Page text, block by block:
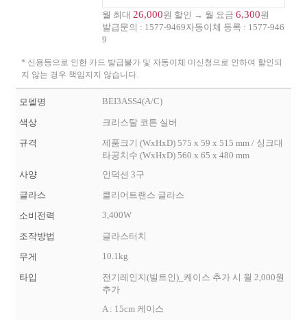
월 최대 26,000원 할인 → 월 요금 6,300원
발급문의 : 1577-9469자동이체 등록 : 1577-946
9
* 신용등으로 인한 카드 발급불가 및 자동이체 미신청으로 인하여 할인되
지 않는 경우 책임지지 않습니다.
모델명 BEI3ASS4(A/C)
색상
크리스탈 코튼 실버
규격
제품크기 (WxHxD) 575 x 59 x 515 mm / 싱크대
타공치수 (WxHxD) 560 x 65 x 480 mm
사양
인덕션 3구
글라스
클리어트랜스 글라스
소비전력
3,400W
조작방법
글라스터치
무게
10.1kg
타입
전기레인지(빌트인)_케이스 추가 시 월 2,000원
추가
A : 15cm 케이스